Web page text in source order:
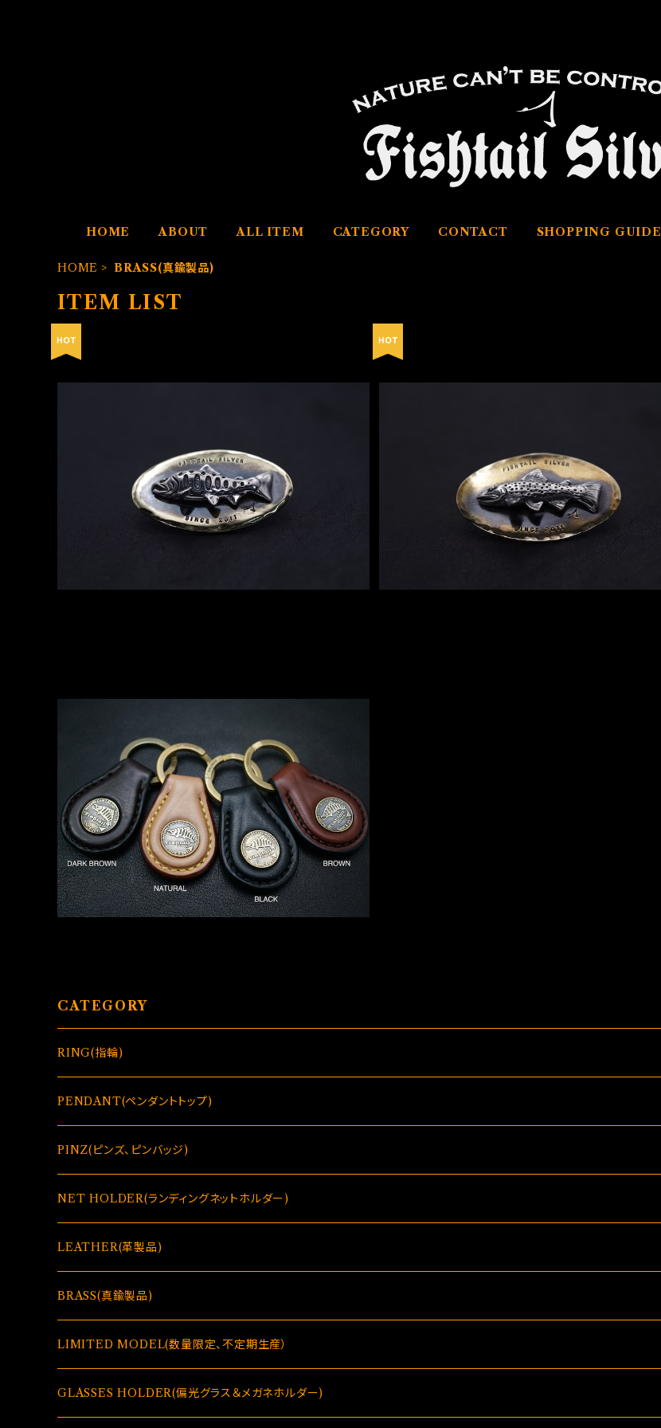
HOME ABOUT ALL ITEM CATEGORY CONTACT SHOPPING GUIDE
HOME BRASS(真鍮製品)
ITEM LIST
YAMAME-PLM01(ピンズ、ピンバッジ)
¥23,100
SOLD OUT
IWANA-PLM02(ピンズ、ピンバッジ)
¥23,100
K.HOLDER-BR01(キーホルダー)
¥6,050
CATEGORY
RING(指輪)
PENDANT(ペンダントトップ)
GLASSES HOLDER(偏光グラス＆メガネホルダー)
PINZ(ピンズ、ピンバッジ)
GLASSES HOLDER(偏光グラス＆メガネホルダー)
NET HOLDER(ランディングネットホルダー)
LEATHER(革製品)
BRASS(真鍮製品)
LIMITED MODEL(数量限定、不定期生産）
GLASSES HOLDER(偏光グラス＆メガネホルダー)